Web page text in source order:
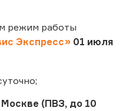
режим работы
Экспресс» 01 июля
(ПВЗ, до 10